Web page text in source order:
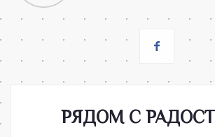
РЯДОМ С